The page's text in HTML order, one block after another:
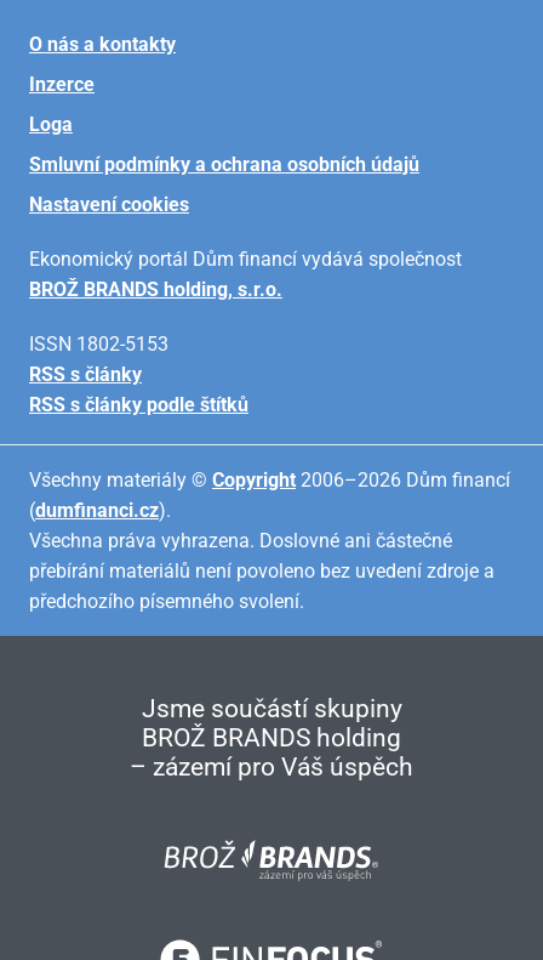
O nás a kontakty
Inzerce
Loga
Smluvní podmínky a ochrana osobních údajů
Nastavení cookies
Ekonomický portál Dům financí vydává společnost
BROŽ BRANDS holding, s.r.o.
ISSN 1802-5153
RSS s články
RSS s články podle štítků
Všechny materiály © Copyright 2006–2026 Dům financí
(dumfinanci.cz).
Všechna práva vyhrazena. Doslovné ani částečné
přebírání materiálů není povoleno bez uvedení zdroje a
předchozího písemného svolení.
Jsme součástí skupiny
BROŽ BRANDS holding
– zázemí pro Váš úspěch